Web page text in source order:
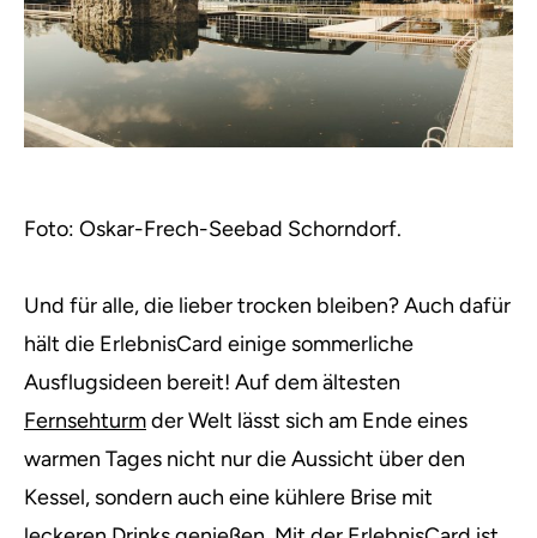
Foto: Oskar-Frech-Seebad Schorndorf.
Und für alle, die lieber trocken bleiben? Auch dafür
hält die ErlebnisCard einige sommerliche
Ausflugsideen bereit! Auf dem ältesten
Fernsehturmder Welt lässt sich am Ende eines
warmen Tages nicht nur die Aussicht über den
Kessel, sondern auch eine kühlere Brise mit